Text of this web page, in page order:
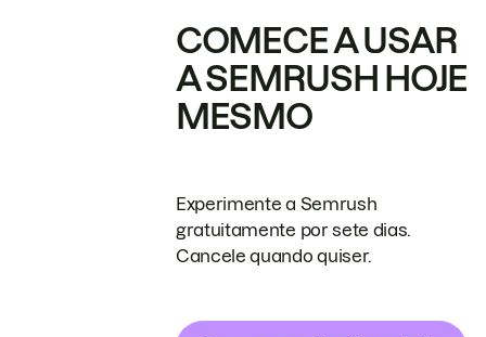
COMECE A USAR
A SEMRUSH HOJE
MESMO
Experimente a Semrush
gratuitamente por sete dias.
Cancele quando quiser.